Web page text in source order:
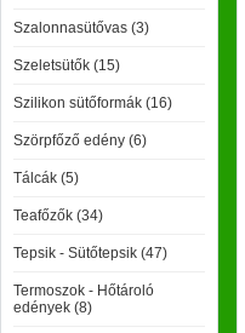
Szalonnasütővas (3)
Szeletsütők (15)
Szilikon sütőformák (16)
Szörpfőző edény (6)
Tálcák (5)
Teafőzők (34)
Tepsik - Sütőtepsik (47)
Termoszok - Hőtároló
edények (8)